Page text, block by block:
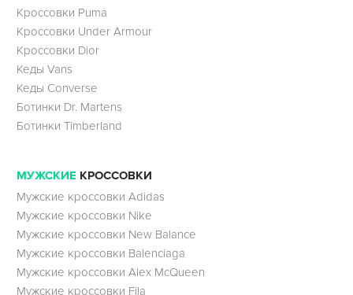
Кроссовки Puma
Кроссовки Under Armour
Кроссовки Dior
Кеды Vans
Кеды Converse
Ботинки Dr. Martens
Ботинки Timberland
МУЖСКИЕ КРОССОВКИ
Мужские кроссовки Adidas
Мужские кроссовки Nike
Мужские кроссовки New Balance
Мужские кроссовки Balenciaga
Мужские кроссовки Alex McQueen
Мужские кроссовки Fila